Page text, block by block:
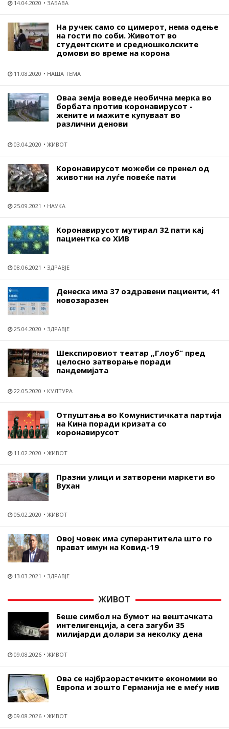
14.04.2020 ЗАБАВА
На ручек само со цимерот, нема одење
на гости по соби. Животот во
студентските и средношколските
домови во време на корона
11.08.2020 НАША ТЕМА
Оваа земја воведе необична мерка во
борбата против коронавирусот -
жените и мажите купуваат во
различни денови
03.04.2020 ЖИВОТ
Коронавирусот можеби се пренел од
животни на луѓе повеќе пати
25.09.2021 НАУКА
Коронавирусот мутирал 32 пати кај
пациентка со ХИВ
08.06.2021 ЗДРАВЈЕ
Денеска има 37 оздравени пациенти, 41
новозаразен
25.04.2020 ЗДРАВЈЕ
Шекспировиот театар „Глоуб“ пред
целосно затворање поради
пандемијата
22.05.2020 КУЛТУРА
Отпуштања во Комунистичката партија
на Кина поради кризата со
коронавирусот
11.02.2020 ЖИВОТ
Празни улици и затворени маркети во
Вухан
05.02.2020 ЖИВОТ
Овој човек има суперантитела што го
прават имун на Ковид-19
13.03.2021 ЗДРАВЈЕ
ЖИВОТ
Беше симбол на бумот на вештачката
интелигенција, а сега загуби 35
милијарди долари за неколку дена
09.08.2026 ЖИВОТ
Ова се најбрзорастечките економии во
Европа и зошто Германија не е меѓу нив
09.08.2026 ЖИВОТ